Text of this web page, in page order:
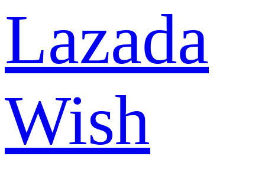
Lazada
Wish